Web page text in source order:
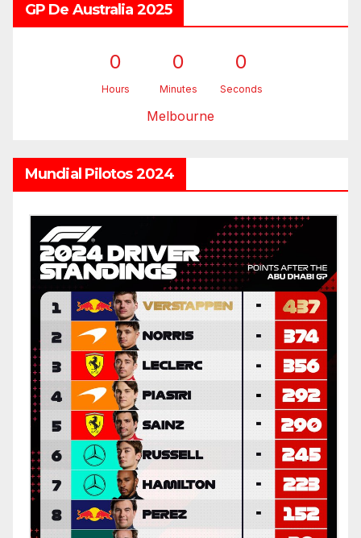
GP De Australia 2025
0
Hours
0
Minutes
0
Seconds
Melbourne
Mundial Pilotos 2024